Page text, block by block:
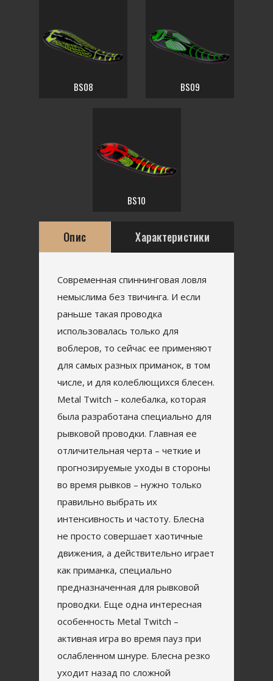
BS08 BS09
BS10
Опис Характеристики
Современная спиннинговая ловля
немыслима без твичинга. И если
раньше такая проводка
использовалась только для
воблеров, то сейчас ее применяют
для самых разных приманок, в том
числе, и для колеблющихся блесен.
Metal Twitch – колебалка, которая
была разработана специально для
рывковой проводки. Главная ее
отличительная черта – четкие и
прогнозируемые уходы в стороны
во время рывков – нужно только
правильно выбрать их
интенсивность и частоту. Блесна
не просто совершает хаотичные
движения, а действительно играет
как приманка, специально
предназначенная для рывковой
проводки. Еще одна интересная
особенность Metal Twitch –
активная игра во время пауз при
ослабленном шнуре. Блесна резко
уходит назад по сложной